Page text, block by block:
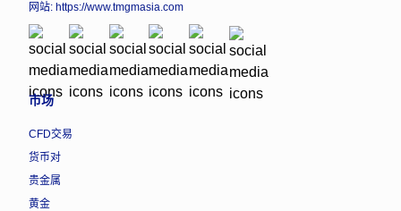
网站: https://www.tmgmasia.com
市场
CFD交易
货币对
贵金属
黄金